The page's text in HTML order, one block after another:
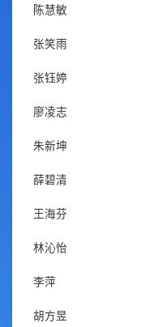
陈慧敏
张笑雨
张钰婷
廖凌志
朱新坤
薛碧清
王海芬
林沁怡
李萍
胡方昱